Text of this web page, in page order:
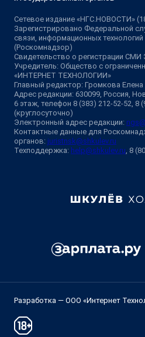
Сетевое издание «НГС.НОВОСТИ»
Зарегистрировано Федеральной
связи, информационных
(Роскомнадзор)
Свидетельство о регистрации
Учредитель: Общество с
«ИНТЕРНЕТ ТЕХНОЛОГИИ»
Главный редактор: Громкова
Адрес редакции: 630099, Россия,
6 этаж, телефон 8 (383) 212-52-52, 8
(круглосуточно)
Электронный адрес редакции:
Контактные данные для
органов: juristnsk@shkulev.ru
Техподдержка: help@shkulev.ru, 8
Разработка — ООО «Интернет